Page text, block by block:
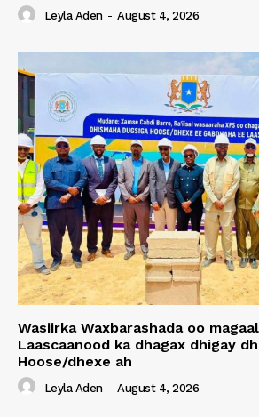
Leyla Aden - August 4, 2026
Wasiirka Waxbarashada oo
Laascaanood ka dhagax dhigay
Hoose/dhexe ah
Leyla Aden - August 4, 2026